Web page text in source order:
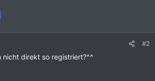
#2
nicht direkt so registriert?^^